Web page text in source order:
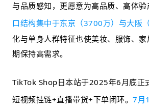
与品质感知，更愿意为高品质、高体验
口结构集中于东京（3700万）与大阪
化与单身人群特征也使美妆、服饰、
期保持高需求。
TikTok Shop日本站于2025年6月底正
短视频挂链+直播带货+下单闭环。 7月